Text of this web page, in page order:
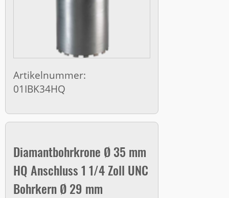
Artikelnummer:
01IBK34HQ
Diamantbohrkrone Ø 35 mm
HQ Anschluss 1 1/4 Zoll UNC
Bohrkern Ø 29 mm